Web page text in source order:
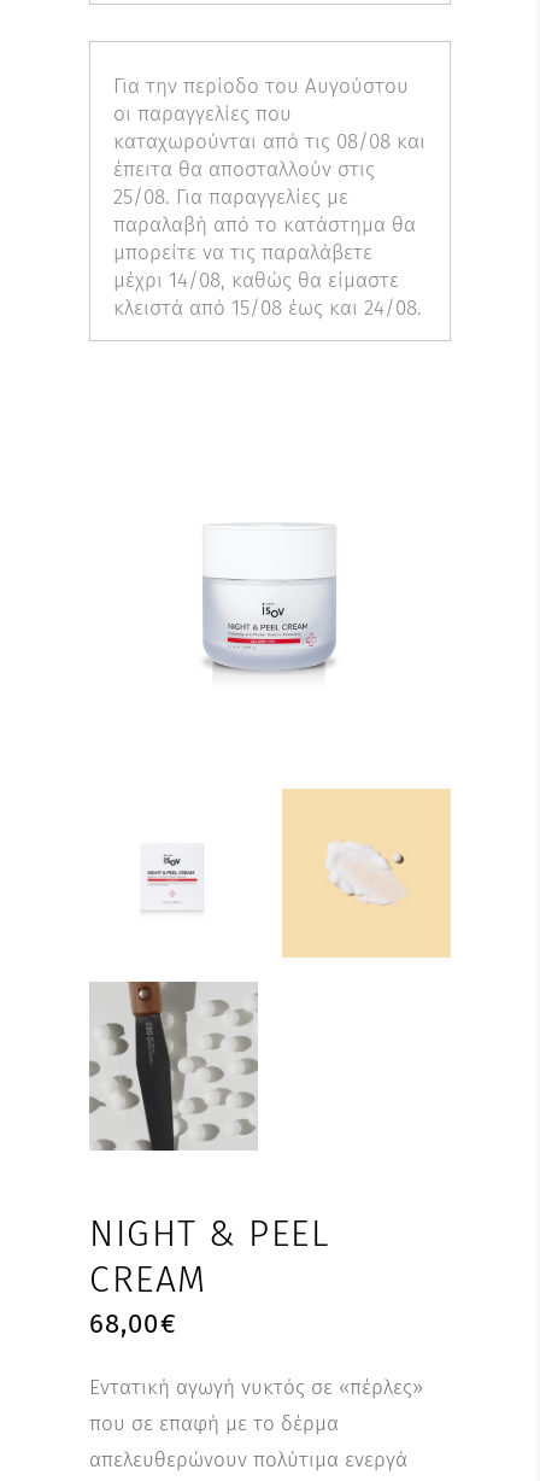
Για την περίοδο του Αυγούστου
οι παραγγελίες που
καταχωρούνται από τις 08/08 και
έπειτα θα αποσταλλούν στις
25/08. Για παραγγελίες με
παραλαβή από το κατάστημα θα
μπορείτε να τις παραλάβετε
μέχρι 14/08, καθώς θα είμαστε
κλειστά από 15/08 έως και 24/08.
NIGHT & PEEL
CREAM
68,00€
Εντατική αγωγή νυκτός σε «πέρλες»
που σε επαφή με το δέρμα
απελευθερώνουν πολύτιμα ενεργά